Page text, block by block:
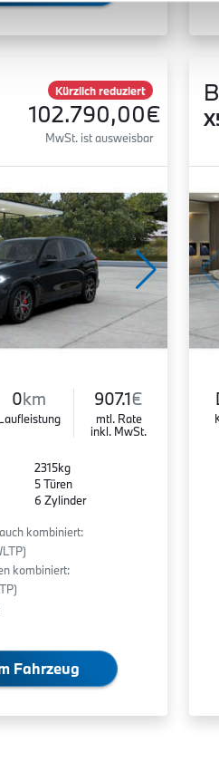
Kürzlich reduziert
102.790,00€
MwSt. ist ausweisbar
0km 907.1€
mtl. Rate
inkl. MwSt.
2315kg
5 Türen
6 Zylinder
kombiniert:
kombiniert:
Fahrzeug